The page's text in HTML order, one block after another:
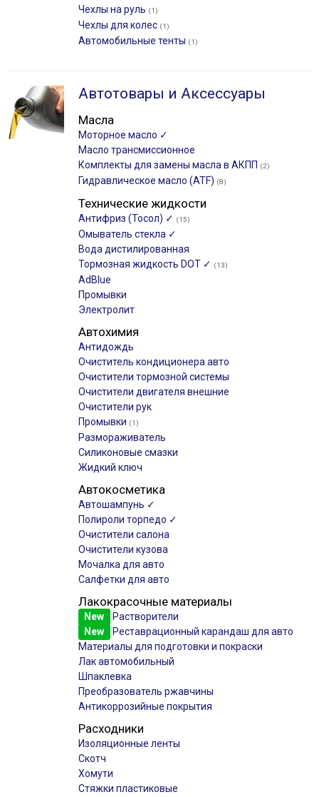
Чехлы на руль (1)
Чехлы для колес (1)
Автомобильные тенты (1)
Автотовары и Аксессуары
Масла
Моторное масло ✓
Масло трансмиссионное
Комплекты для замены масла в АКПП (2)
Гидравлическое масло (ATF) (8)
Технические жидкости
Антифриз (Тосол) ✓ (15)
Омыватель стекла ✓
Вода дистилированная
Тормозная жидкость DOT ✓ (13)
AdBlue
Промывки
Электролит
Автохимия
Антидождь
Очиститель кондиционера авто
Очистители тормозной системы
Очистители двигателя внешние
Очистители рук
Промывки (1)
Размораживатель
Силиконовые смазки
Жидкий ключ
Автокосметика
Автошампунь ✓
Полироли торпедо ✓
Очистители салона
Очистители кузова
Мочалка для авто
Салфетки для авто
Лакокрасочные материалы
New
Растворители
New
Реставрационный карандаш для авто
Материалы для подготовки и покраски
Лак автомобильный
Шпаклевка
Преобразователь ржавчины
Антикоррозийные покрытия
Расходники
Изоляционные ленты
Скотч
Хомути
Стяжки пластиковые